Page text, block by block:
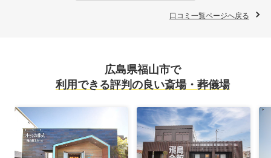
口コミ一覧ページへ戻る
広島県福山市で
利用できる評判の良い斎場・葬儀場